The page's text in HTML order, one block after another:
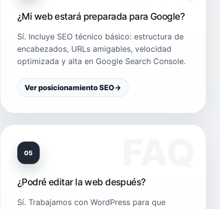
¿Mi web estará preparada para Google?
Sí. Incluye SEO técnico básico: estructura de
encabezados, URLs amigables, velocidad
optimizada y alta en Google Search Console.
Ver posicionamiento SEO→
05
¿Podré editar la web después?
Sí. Trabajamos con WordPress para que